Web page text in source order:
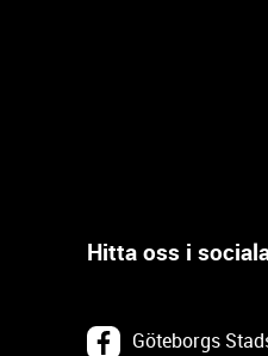
Hitta oss i
Göteborgs